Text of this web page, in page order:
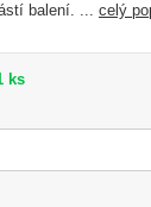
balení. ...celý
ks